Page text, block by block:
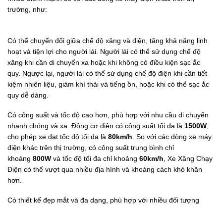
trường, như:
Có thể chuyển đổi giữa chế độ xăng và điện, tăng khả năng linh
hoạt và tiện lợi cho người lái. Người lái có thể sử dụng chế độ
xăng khi cần di chuyển xa hoặc khi không có điều kiện sạc ắc
quy. Ngược lại, người lái có thể sử dụng chế độ điện khi cần tiết
kiệm nhiên liệu, giảm khí thải và tiếng ồn, hoặc khi có thể sạc ắc
quy dễ dàng.
Có công suất và tốc độ cao hơn, phù hợp với nhu cầu di chuyển
nhanh chóng và xa. Động cơ điện có công suất tối đa là 1500W
cho phép xe đạt tốc độ tối đa là 80km/h . So với các dòng xe máy
điện khác trên thị trường, có công suất trung bình chỉ
khoảng 800W và tốc độ tối đa chỉ khoảng 60km/h , Xe Xăng Chạy
Điện có thể vượt qua nhiều địa hình và khoảng cách khó khăn
hơn.
Có thiết kế đẹp mắt và đa dạng, phù hợp với nhiều đối tượng